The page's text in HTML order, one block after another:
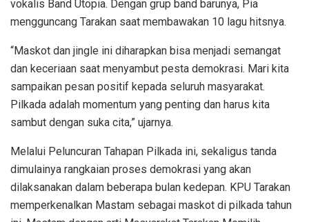
vokalis Band Utopia. Dengan grup band barunya, Pia
mengguncang Tarakan saat membawakan 10 lagu hitsnya.
“Maskot dan jingle ini diharapkan bisa menjadi semangat
dan keceriaan saat menyambut pesta demokrasi. Mari kita
sampaikan pesan positif kepada seluruh masyarakat.
Pilkada adalah momentum yang penting dan harus kita
sambut dengan suka cita,” ujarnya.
Melalui Peluncuran Tahapan Pilkada ini, sekaligus tanda
dimulainya rangkaian proses demokrasi yang akan
dilaksanakan dalam beberapa bulan kedepan. KPU Tarakan
memperkenalkan Mastam sebagai maskot di pilkada tahun